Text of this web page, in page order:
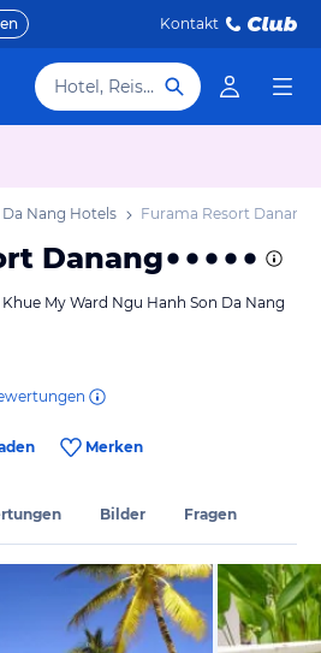
Kontakt
Hotel, Reiseziel
Da Nang Hotels Furama Resort Danang
Danang
Khue My Ward Ngu Hanh Son Da Nang
Merken
Bilder Fragen